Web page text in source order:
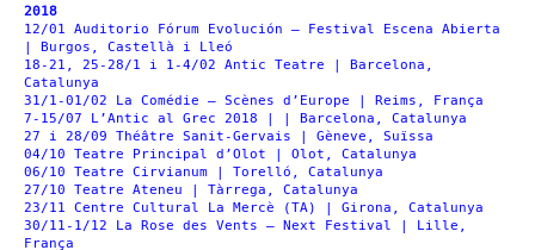
2018
12/01 Auditorio Fórum Evolución – Festival Escena Abierta
| Burgos, Castellà i Lleó
18-21, 25-28/1 i 1-4/02 Antic Teatre | Barcelona,
Catalunya
31/1-01/02 La Comédie – Scènes d’Europe | Reims, França
7-15/07 L’Antic al Grec 2018 | | Barcelona, Catalunya
27 i 28/09 Théâtre Sanit-Gervais | Gèneve, Suïssa
04/10 Teatre Principal d’Olot | Olot, Catalunya
06/10 Teatre Cirvianum | Torelló, Catalunya
27/10 Teatre Ateneu | Tàrrega, Catalunya
23/11 Centre Cultural La Mercè (TA) | Girona, Catalunya
30/11-1/12 La Rose des Vents – Next Festival | Lille,
França